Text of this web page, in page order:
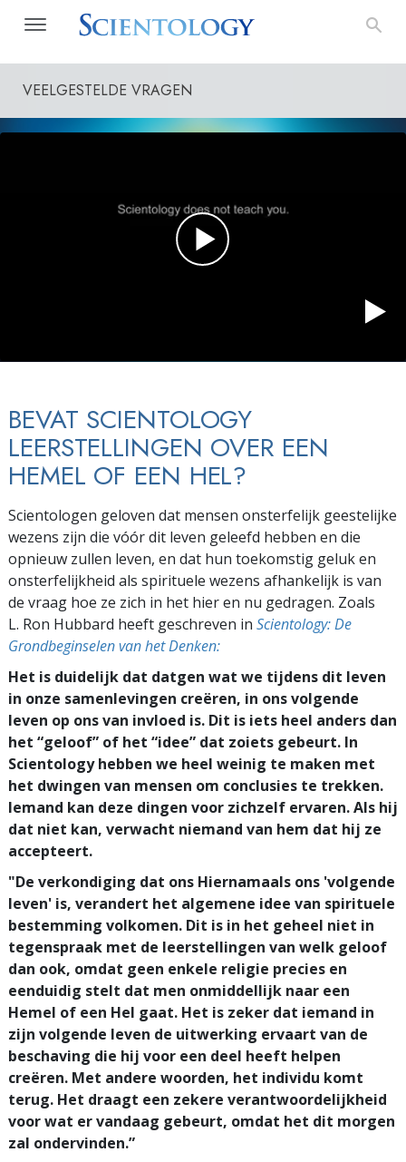
VEELGESTELDE VRAGEN
BEVAT SCIENTOLOGY
LEERSTELLINGEN OVER EEN
HEMEL OF EEN HEL?
Scientologen geloven dat mensen onsterfelijk geestelijke
wezens zijn die vóór dit leven geleefd hebben en die
opnieuw zullen leven, en dat hun toekomstig geluk en
onsterfelijkheid als spirituele wezens afhankelijk is van
de vraag hoe ze zich in het hier en nu gedragen. Zoals
L. Ron Hubbard heeft geschreven in Scientology: De
Grondbeginselen van het Denken:
Het is duidelijk dat datgen wat we tijdens dit leven
in onze samenlevingen creëren, in ons volgende
leven op ons van invloed is. Dit is iets heel anders dan
het “geloof” of het “idee” dat zoiets gebeurt. In
Scientology hebben we heel weinig te maken met
het dwingen van mensen om conclusies te trekken.
Iemand kan deze dingen voor zichzelf ervaren. Als hij
dat niet kan, verwacht niemand van hem dat hij ze
accepteert.
"De verkondiging dat ons Hiernamaals ons 'volgende
leven' is, verandert het algemene idee van spirituele
bestemming volkomen. Dit is in het geheel niet in
tegenspraak met de leerstellingen van welk geloof
dan ook, omdat geen enkele religie precies en
eenduidig stelt dat men onmiddellijk naar een
Hemel of een Hel gaat. Het is zeker dat iemand in
zijn volgende leven de uitwerking ervaart van de
beschaving die hij voor een deel heeft helpen
creëren. Met andere woorden, het individu komt
terug. Het draagt een zekere verantwoordelijkheid
voor wat er vandaag gebeurt, omdat het dit morgen
zal ondervinden.”